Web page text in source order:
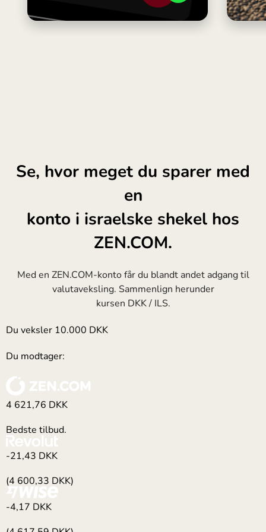
Se, hvor meget du sparer med
en
konto i israelske shekel hos
ZEN.COM.
Med en ZEN.COM-konto får du blandt andet adgang til
valutaveksling. Sammenlign herunder
kursen DKK / ILS.
Du veksler 10.000 DKK
Du modtager:
4 621,76 DKK
Bedste tilbud.
-21,43 DKK
(4 600,33 DKK)
-4,17 DKK